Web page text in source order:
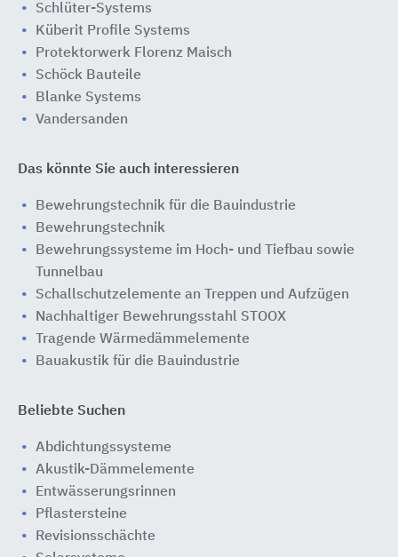
Schlüter-Systems
Küberit Profile Systems
Protektorwerk Florenz Maisch
Schöck Bauteile
Blanke Systems
Vandersanden
Das könnte Sie auch interessieren
Bewehrungstechnik für die Bauindustrie
Bewehrungstechnik
Bewehrungssysteme im Hoch- und Tiefbau sowie
Tunnelbau
Schallschutzelemente an Treppen und Aufzügen
Nachhaltiger Bewehrungsstahl STOOX
Tragende Wärmedämmelemente
Bauakustik für die Bauindustrie
Beliebte Suchen
Abdichtungssysteme
Akustik-Dämmelemente
Entwässerungsrinnen
Pflastersteine
Revisionsschächte